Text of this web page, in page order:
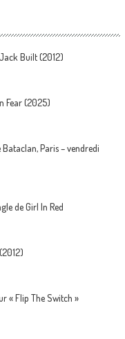
Built (2012)
Fear (2025)
Bataclan, Paris – vendredi
de Girl In Red
« Flip The Switch »